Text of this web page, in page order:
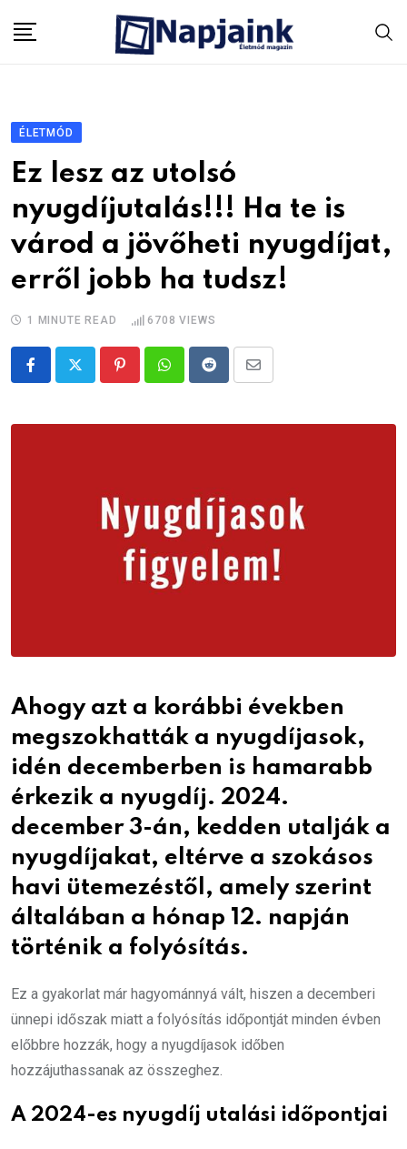
ÉLETMÓD
Ez lesz az utolsó
nyugdíjutalás!!! Ha te is
várod a jövőheti nyugdíjat,
erről jobb ha tudsz!
1 MINUTE READ 6708 VIEWS
PinterestWhatsappRedditShare
Email
Ahogy azt a korábbi években
megszokhatták a nyugdíjasok,
idén decemberben is hamarabb
érkezik a nyugdíj. 2024.
december 3-án, kedden utalják a
nyugdíjakat, eltérve a szokásos
havi ütemezéstől, amely szerint
általában a hónap 12. napján
történik a folyósítás.
Ez a gyakorlat már hagyománnyá vált, hiszen a decemberi
ünnepi időszak miatt a folyósítás időpontját minden évben
előbbre hozzák, hogy a nyugdíjasok időben
hozzájuthassanak az összeghez.
A 2024-es nyugdíj utalási időpontjai